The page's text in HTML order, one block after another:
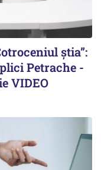
știa”:
Petrache -
VIDEO